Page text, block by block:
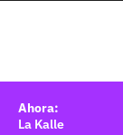
La Kalle